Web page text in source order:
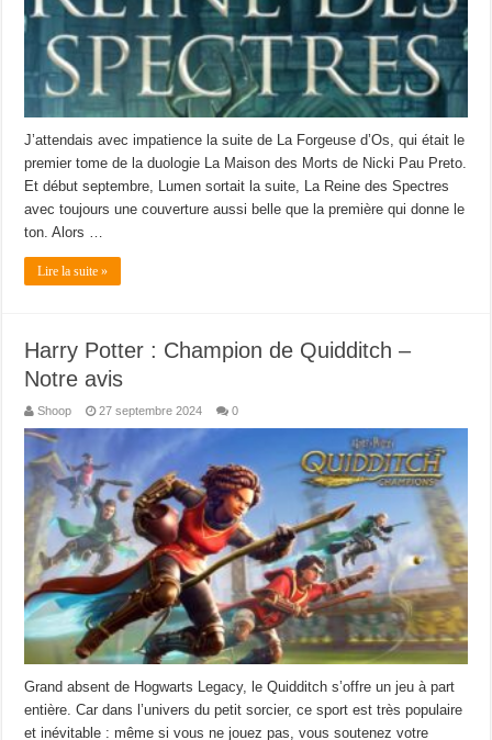
J’attendais avec impatience la suite de La Forgeuse d’Os, qui était le
premier tome de la duologie La Maison des Morts de Nicki Pau Preto.
Et début septembre, Lumen sortait la suite, La Reine des Spectres
avec toujours une couverture aussi belle que la première qui donne le
ton. Alors …
Lire la suite »
Harry Potter : Champion de Quidditch –
Notre avis
Shoop 27 septembre 2024 0
Grand absent de Hogwarts Legacy, le Quidditch s’offre un jeu à part
entière. Car dans l’univers du petit sorcier, ce sport est très populaire
et inévitable : même si vous ne jouez pas, vous soutenez votre